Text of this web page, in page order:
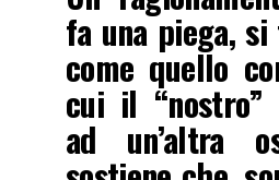
fa una piega,
come quello
cui il
ad un’altra